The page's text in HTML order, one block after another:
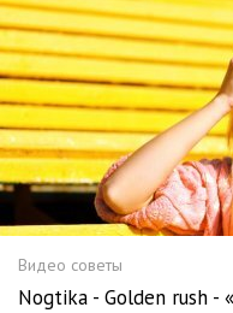
Видео советы
Nogtika - Golden rush -